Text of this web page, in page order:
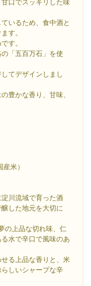
口でスッキリした味
いるため、食中酒と
す。
す。
「五百万石」を使
てデザインしまし
豊かな香り、甘味、
米）
川流域で育った酒
した地元を大切に
の上品な切れ味、仁
水で辛口で風味のあ
る上品な香りと、米
しいシャープな辛